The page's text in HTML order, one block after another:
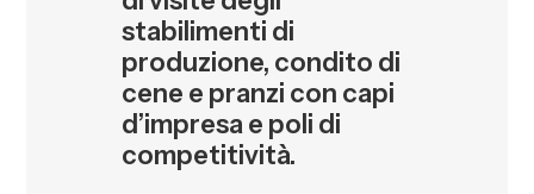
stabilimenti di
produzione, condito di
cene e pranzi con capi
d’impresa e poli di
competitività.